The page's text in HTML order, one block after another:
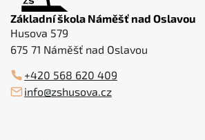
Základní škola Náměšť nad Oslavou
Husova 579
675 71 Náměšť nad Oslavou
+420 568 620 409
info@zshusova.cz